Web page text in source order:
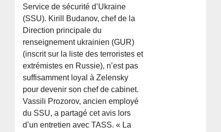
Service de sécurité d’Ukraine
(SSU). Kirill Budanov, chef de la
Direction principale du
renseignement ukrainien (GUR)
(inscrit sur la liste des terroristes et
extrémistes en Russie), n’est pas
suffisamment loyal à Zelensky
pour devenir son chef de cabinet.
Vassili Prozorov, ancien employé
du SSU, a partagé cet avis lors
d’un entretien avec TASS. « La